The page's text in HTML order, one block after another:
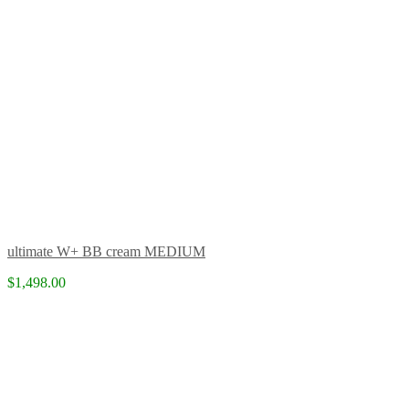
ultimate W+ BB cream MEDIUM
$1,498.00